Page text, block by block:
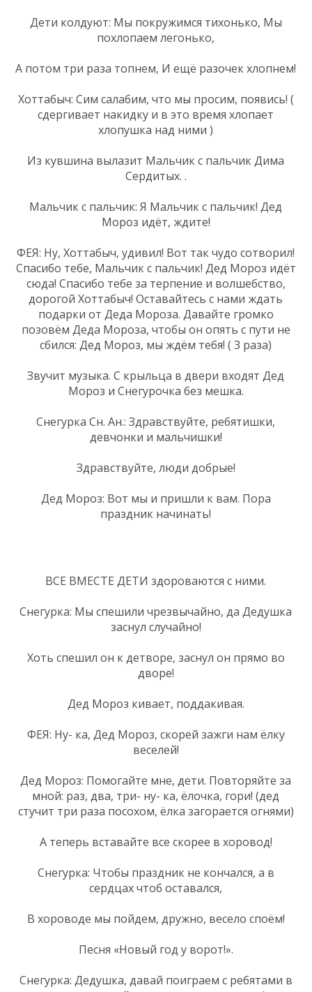
Дети колдуют: Мы покружимся тихонько, Мы
похлопаем легонько,
А потом три раза топнем, И ещё разочек хлопнем!
Хоттабыч: Сим салабим, что мы просим, появись! (
сдергивает накидку и в это время хлопает
хлопушка над ними )
Из кувшина вылазит Мальчик с пальчик Дима
Сердитых. .
Мальчик с пальчик: Я Мальчик с пальчик! Дед
Мороз идёт, ждите!
ФЕЯ: Ну, Хоттабыч, удивил! Вот так чудо сотворил!
Спасибо тебе, Мальчик с пальчик! Дед Мороз идёт
сюда! Спасибо тебе за терпение и волшебство,
дорогой Хоттабыч! Оставайтесь с нами ждать
подарки от Деда Мороза. Давайте громко
позовём Деда Мороза, чтобы он опять с пути не
сбился: Дед Мороз, мы ждём тебя! ( 3 раза)
Звучит музыка. С крыльца в двери входят Дед
Мороз и Снегурочка без мешка.
Снегурка Сн. Ан.: Здравствуйте, ребятишки,
девчонки и мальчишки!
Здравствуйте, люди добрые!
Дед Мороз: Вот мы и пришли к вам. Пора
праздник начинать!
ВСЕ ВМЕСТЕ ДЕТИ здороваются с ними.
Снегурка: Мы спешили чрезвычайно, да Дедушка
заснул случайно!
Хоть спешил он к детворе, заснул он прямо во
дворе!
Дед Мороз кивает, поддакивая.
ФЕЯ: Ну- ка, Дед Мороз, скорей зажги нам ёлку
веселей!
Дед Мороз: Помогайте мне, дети. Повторяйте за
мной: раз, два, три- ну- ка, ёлочка, гори! (дед
стучит три раза посохом, ёлка загорается огнями)
А теперь вставайте все скорее в хоровод!
Снегурка: Чтобы праздник не кончался, а в
сердцах чтоб оставался,
В хороводе мы пойдем, дружно, весело споём!
Песня «Новый год у ворот!».
Снегурка: Дедушка, давай поиграем с ребятами в